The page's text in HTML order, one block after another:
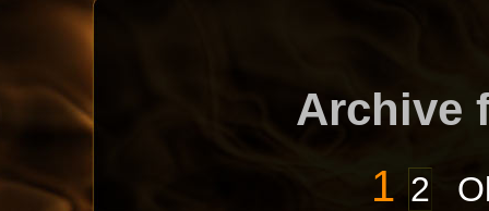
Archive
1 2